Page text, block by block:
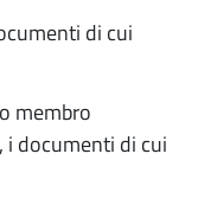
di cui
membro
i documenti di cui